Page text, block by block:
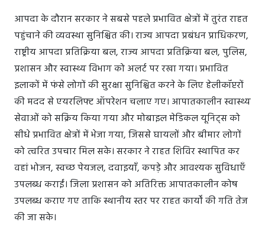
आपदा के दौरान सरकार ने सबसे पहले प्रभावित क्षेत्रों में तुरंत राहत
पहुंचाने की व्यवस्था सुनिश्चित की। राज्य आपदा प्रबंधन प्राधिकरण,
राष्ट्रीय आपदा प्रतिक्रिया बल, राज्य आपदा प्रतिक्रिया बल, पुलिस,
प्रशासन और स्वास्थ्य विभाग को अलर्ट पर रखा गया। प्रभावित
इलाकों में फंसे लोगों की सुरक्षा सुनिश्चित करने के लिए हेलीकॉप्टरों
की मदद से एयरलिफ्ट ऑपरेशन चलाए गए। आपातकालीन स्वास्थ्य
सेवाओं को सक्रिय किया गया और मोबाइल मेडिकल यूनिट्स को
सीधे प्रभावित क्षेत्रों में भेजा गया, जिससे घायलों और बीमार लोगों
को त्वरित उपचार मिल सके। सरकार ने राहत शिविर स्थापित कर
वहां भोजन, स्वच्छ पेयजल, दवाइयाँ, कपड़े और आवश्यक सुविधाएँ
उपलब्ध कराईं। जिला प्रशासन को अतिरिक्त आपातकालीन कोष
उपलब्ध कराए गए ताकि स्थानीय स्तर पर राहत कार्यों की गति तेज
की जा सके।